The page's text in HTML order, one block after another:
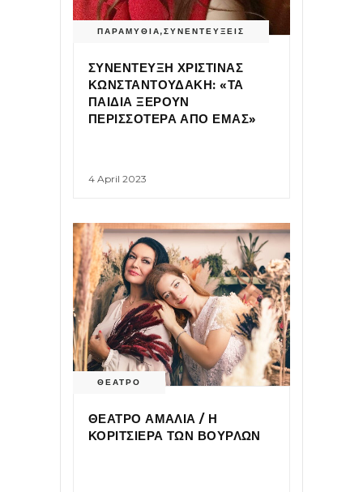
ΠΑΡΑΜΥΘΙΑ,ΣΥΝΕΝΤΕΥΞΕΙΣ
ΣΥΝΕΝΤΕΥΞΗ ΧΡΙΣΤΙΝΑΣ
ΚΩΝΣΤΑΝΤΟΥΔΑΚΗ: «ΤΑ
ΠΑΙΔΙΑ ΞΕΡΟΥΝ
ΠΕΡΙΣΣΟΤΕΡΑ ΑΠΟ ΕΜΑΣ»
4 April 2023
ΘΕΑΤΡΟ
ΘΕΑΤΡΟ ΑΜΑΛΙΑ / Η
ΚΟΡΙΤΣΙΕΡΑ ΤΩΝ ΒΟΥΡΛΩΝ